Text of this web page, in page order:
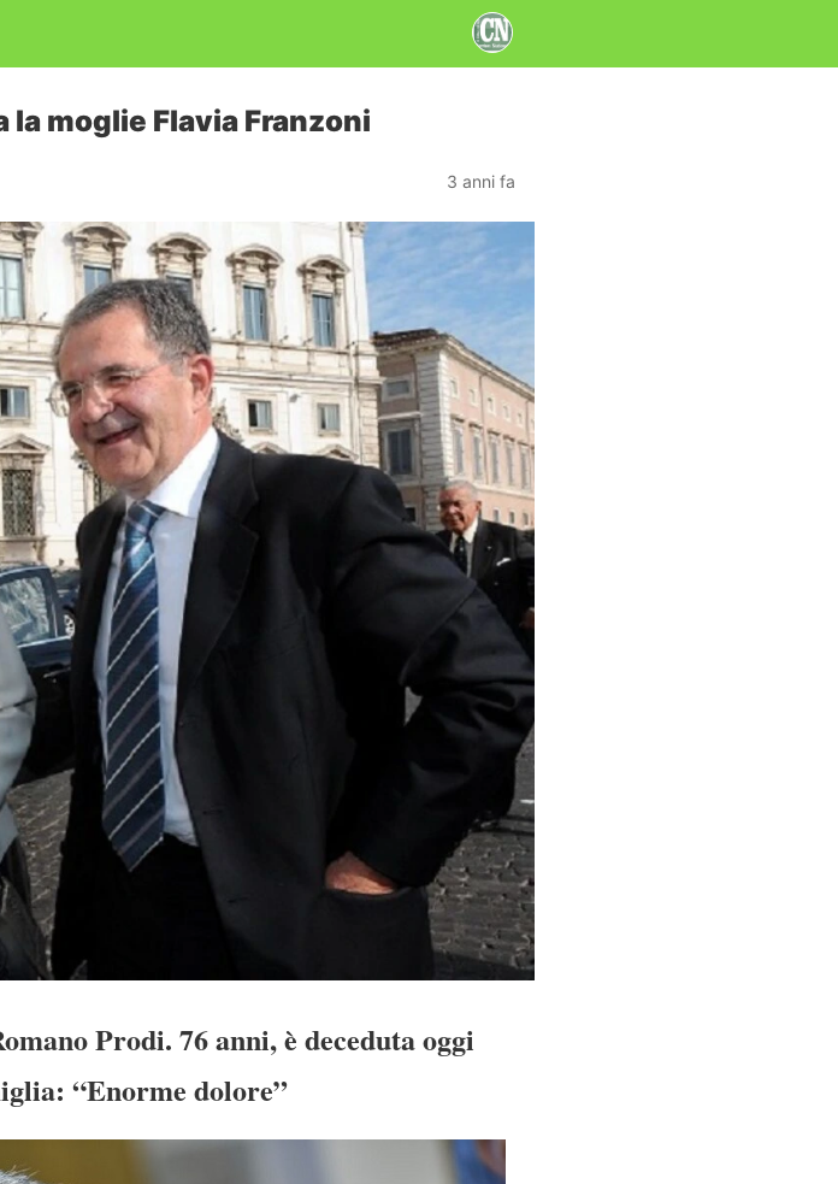
la moglie Flavia Franzoni
3 anni fa
Prodi. 76 anni, è deceduta oggi
“Enorme dolore”